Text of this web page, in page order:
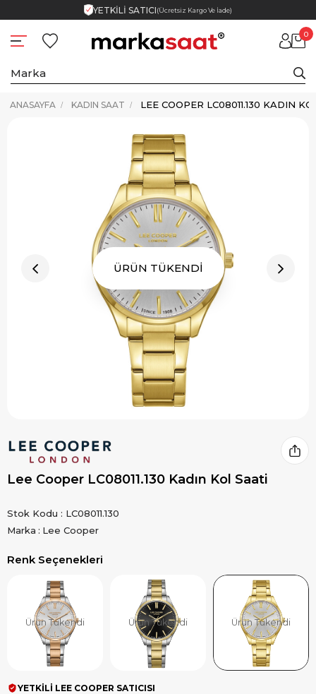
YETKİLİ SATICI(Ücretsiz Kargo Ve İade)
0
ANASAYFA KADIN SAAT LEE COOPER LC08011.130 KADIN
ÜRÜN TÜKENDİ
Lee Cooper LC08011.130 Kadın Kol Saati
Stok Kodu
LC08011.130
Marka : Lee Cooper
Renk Seçenekleri
Ürün Tükendi Ürün Tükendi Ürün Tükendi
YETKİLİ LEE COOPER SATICISI